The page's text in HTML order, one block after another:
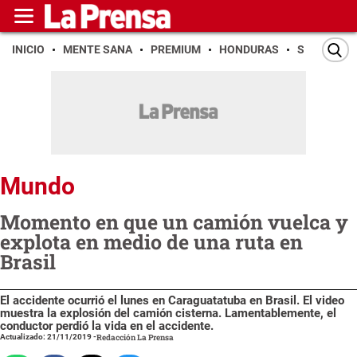
INICIO MENTE SANA PREMIUM HONDURAS SAN PEDRO
Mundo
Momento en que un camión vuelca y
explota en medio de una ruta en
Brasil
El accidente ocurrió el lunes en Caraguatatuba en Brasil. El video
muestra la explosión del camión cisterna. Lamentablemente, el
conductor perdió la vida en el accidente.
Actualizado: 21/11/2019-Redacción La Prensa